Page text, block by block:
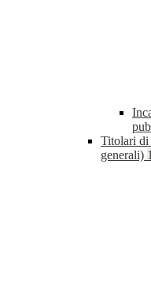
Titolari di
generali)